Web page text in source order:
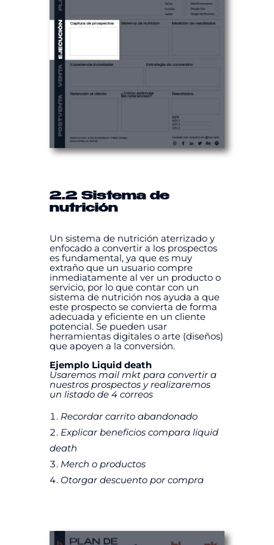
2.2 Sistema de
nutrición
Un sistema de nutrición aterrizado y
enfocado a convertir a los prospectos
es fundamental, ya que es muy
extraño que un usuario compre
inmediatamente al ver un producto o
servicio, por lo que contar con un
sistema de nutrición nos ayuda a que
este prospecto se convierta de forma
adecuada y eficiente en un cliente
potencial. Se pueden usar
herramientas digitales o arte (diseños)
que apoyen a la conversión.
Ejemplo Liquid death
Usaremos mail mkt para convertir a
nuestros prospectos y realizaremos
un listado de 4 correos
Recordar carrito abandonado
Explicar beneficios compara liquid
death
Merch o productos
Otorgar descuento por compra